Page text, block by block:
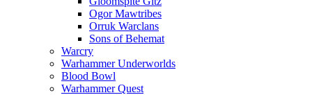
Ogor Mawtribes
Orruk Warclans
Sons of Behemat
Warcry
Warhammer Underworlds
Blood Bowl
Warhammer Quest